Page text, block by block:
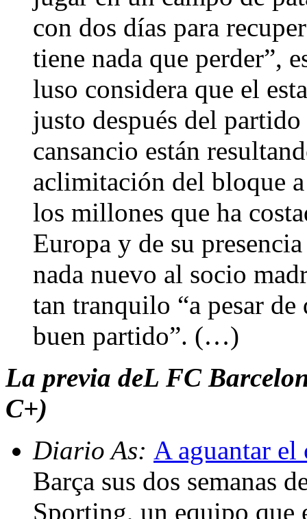
con dos días para
tiene nada que perder”,
luso considera que el
justo después del
cansancio están
aclimitación del bloque
los millones que ha
Europa y de su
nada nuevo al socio
tan tranquilo “a pesar
buen partido”. (…)
La previa deL FC
C+)
Diario As: A aguantar
Barça sus dos semanas
Sporting, un equipo que